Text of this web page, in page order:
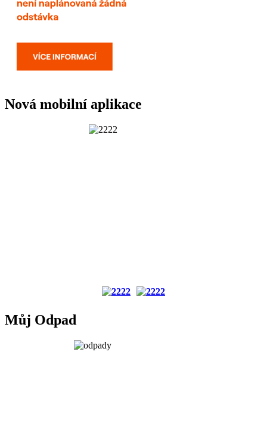
Nová mobilní aplikace
Můj Odpad